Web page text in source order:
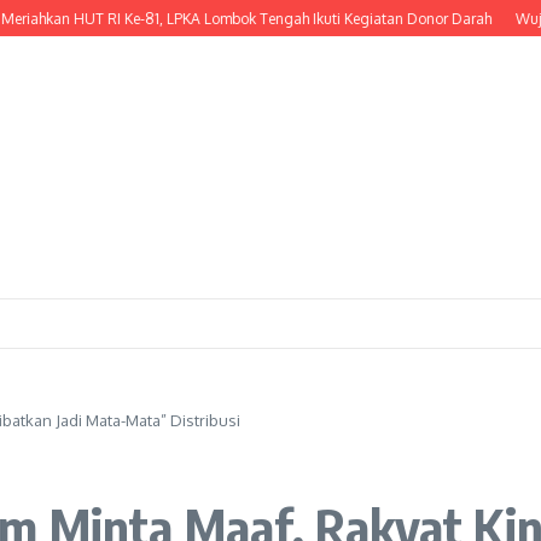
HUT RI Ke-81, LPKA Lombok Tengah Ikuti Kegiatan Donor Darah Wujud
Jadi Mata-Mata” Distribusi
Minta Maaf, Rakyat